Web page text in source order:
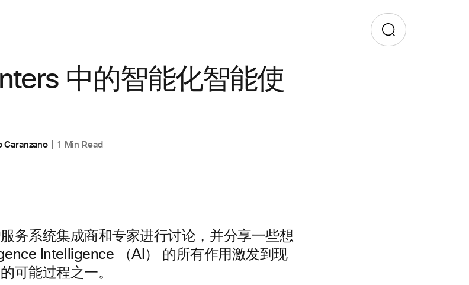
中的智能化智能使
Caranzano 1 Min Read
务系统集成商和专家进行讨论，并分享一些想
Intelligence （AI） 的所有作用激发到现
可能过程之一。